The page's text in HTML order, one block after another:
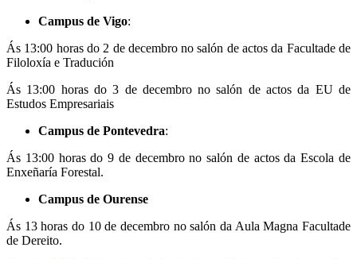
Campus de Vigo:
Ás 13:00 horas do 2 de decembro no salón de actos da Facultade de
Filoloxía e Tradución
Ás 13:00 horas do 3 de decembro no salón de actos da EU de
Estudos Empresariais
Campus de Pontevedra:
Ás 13:00 horas do 9 de decembro no salón de actos da Escola de
Enxeñaría Forestal.
Campus de Ourense
Ás 13 horas do 10 de decembro no salón da Aula Magna Facultade
de Dereito.